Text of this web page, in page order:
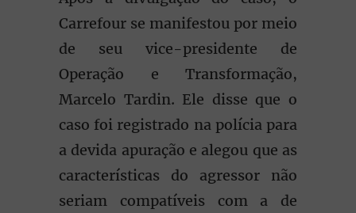
Carrefour se manifestou por meio
de seu vice-presidente de
Operação e Transformação,
Marcelo Tardin. Ele disse que o
caso foi registrado na polícia para
a devida apuração e alegou que as
características do agressor não
seriam compatíveis com a de